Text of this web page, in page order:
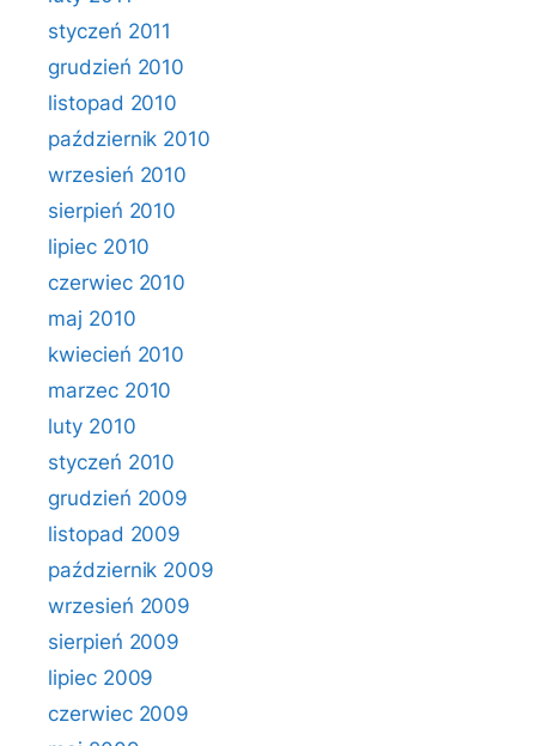
styczeń 2011
grudzień 2010
listopad 2010
październik 2010
wrzesień 2010
sierpień 2010
lipiec 2010
czerwiec 2010
maj 2010
kwiecień 2010
marzec 2010
luty 2010
styczeń 2010
grudzień 2009
listopad 2009
październik 2009
wrzesień 2009
sierpień 2009
lipiec 2009
czerwiec 2009